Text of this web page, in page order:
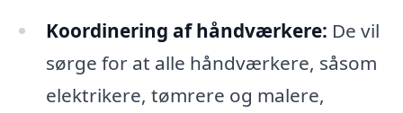
Koordinering af håndværkere: De vil
sørge for at alle håndværkere, såsom
elektrikere, tømrere og malere,